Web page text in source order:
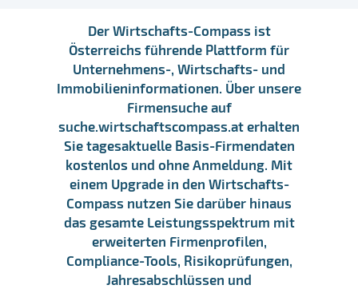
Der Wirtschafts-Compass ist
Österreichs führende Plattform für
Unternehmens-, Wirtschafts- und
Immobilieninformationen. Über unsere
Firmensuche auf
suche.wirtschaftscompass.at erhalten
Sie tagesaktuelle Basis-Firmendaten
kostenlos und ohne Anmeldung. Mit
einem Upgrade in den Wirtschafts-
Compass nutzen Sie darüber hinaus
das gesamte Leistungsspektrum mit
erweiterten Firmenprofilen,
Compliance-Tools, Risikoprüfungen,
Jahresabschlüssen und